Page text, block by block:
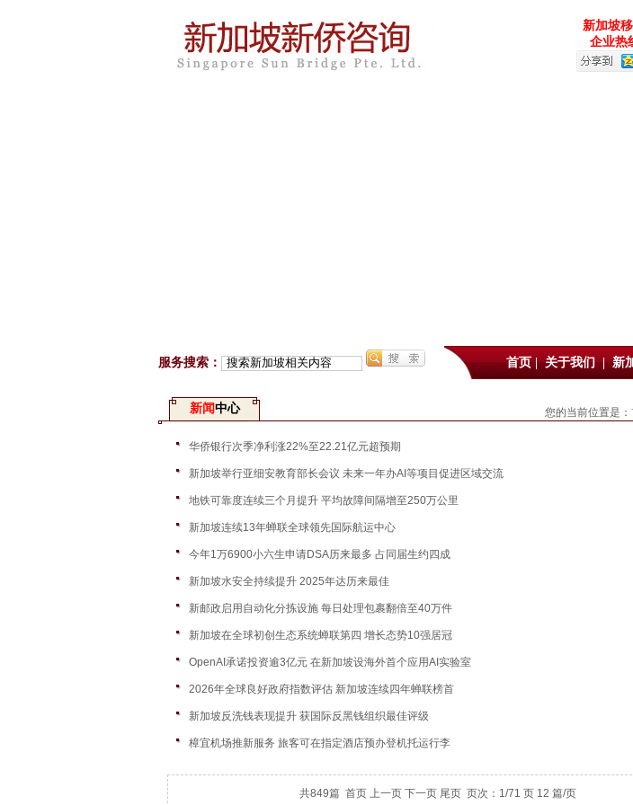
新加坡
企业热
服务搜索： 首页|关于我们|新
您的当前位置是：
新闻中心
华侨银行次季净利涨22%至22.21亿元超预期
新加坡举行亚细安教育部长会议 未来一年办AI等项目促进区域交流
地铁可靠度连续三个月提升 平均故障间隔增至250万公里
新加坡连续13年蝉联全球领先国际航运中心
今年1万6900小六生申请DSA历来最多 占同届生约四成
新加坡水安全持续提升 2025年达历来最佳
新邮政启用自动化分拣设施 每日处理包裹翻倍至40万件
新加坡在全球初创生态系统蝉联第四 增长态势10强居冠
OpenAI承诺投资逾3亿元 在新加坡设海外首个应用AI实验室
2026年全球良好政府指数评估 新加坡连续四年蝉联榜首
新加坡反洗钱表现提升 获国际反黑钱组织最佳评级
樟宜机场推新服务 旅客可在指定酒店预办登机托运行李
共849篇 首页 上一页下一页尾页页次：1/71 页 12 篇/页